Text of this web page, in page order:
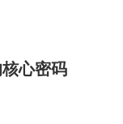
心密码